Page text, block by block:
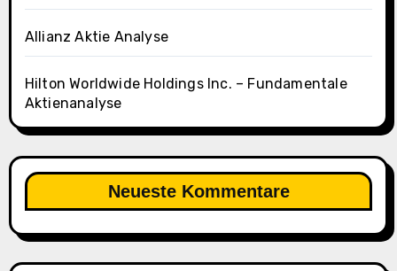
I
)
–
k
i
e
a
n
Allianz Aktie Analyse
Hilton Worldwide Holdings Inc. – Fundamentale
Aktienanalyse
Neueste Kommentare